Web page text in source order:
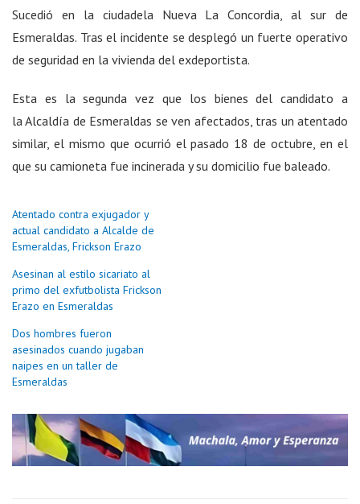
Sucedió en la ciudadela Nueva La Concordia, al sur de
Esmeraldas. Tras el incidente se desplegó un fuerte operativo
de seguridad en la vivienda del exdeportista.
Esta es la segunda vez que los bienes del candidato a
la Alcaldía de Esmeraldas se ven afectados, tras un atentado
similar, el mismo que ocurrió el pasado 18 de octubre, en el
que su camioneta fue incinerada y su domicilio fue baleado.
Atentado contra exjugador y
actual candidato a Alcalde de
Esmeraldas, Frickson Erazo
Asesinan al estilo sicariato al
primo del exfutbolista Frickson
Erazo en Esmeraldas
Dos hombres fueron
asesinados cuando jugaban
naipes en un taller de
Esmeraldas